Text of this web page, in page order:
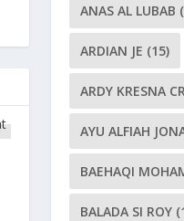
ANAS AL LUBAB
ARDIAN JE (15)
ARDY KRESNA
AYU ALFIAH
BAEHAQI
BALADA SI ROY